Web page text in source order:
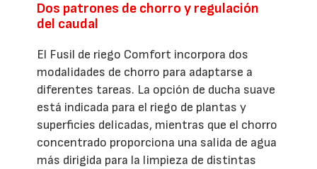
Dos patrones de chorro y regulación
del caudal
El Fusil de riego Comfort incorpora dos
modalidades de chorro para adaptarse a
diferentes tareas. La opción de ducha suave
está indicada para el riego de plantas y
superficies delicadas, mientras que el chorro
concentrado proporciona una salida de agua
más dirigida para la limpieza de distintas